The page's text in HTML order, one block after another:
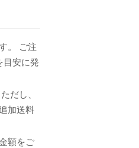
。 ご注
目安に発
だし、
加送料
額をご